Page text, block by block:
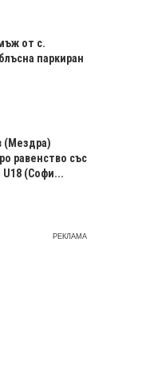
от с.
паркиран
(Мездра)
равенство със
(Софи...
РЕКЛАМА